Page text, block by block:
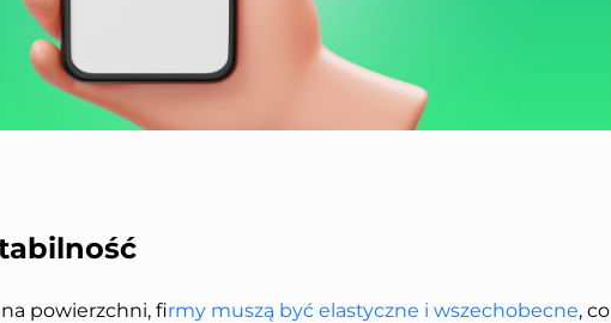
powierzchni, firmy muszą być elastyczne i wszechobecne, co